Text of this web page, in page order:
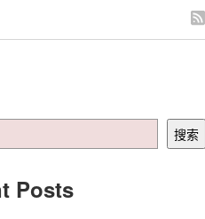
搜索
Posts